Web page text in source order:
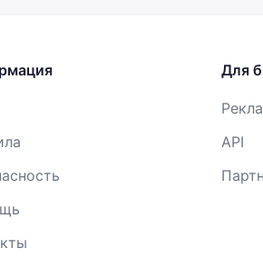
Для
API